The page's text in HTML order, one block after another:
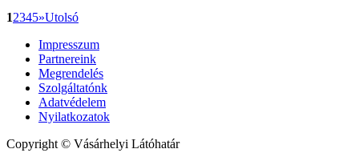
12345»Utolsó
Impresszum
Partnereink
Megrendelés
Szolgáltatónk
Adatvédelem
Nyilatkozatok
Copyright © Vásárhelyi Látóhatár